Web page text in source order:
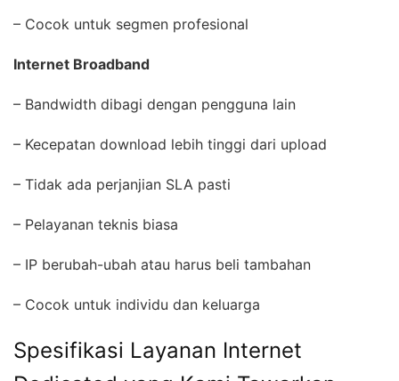
– Cocok untuk segmen profesional
Internet Broadband
– Bandwidth dibagi dengan pengguna lain
– Kecepatan download lebih tinggi dari upload
– Tidak ada perjanjian SLA pasti
– Pelayanan teknis biasa
– IP berubah-ubah atau harus beli tambahan
– Cocok untuk individu dan keluarga
Spesifikasi Layanan Internet